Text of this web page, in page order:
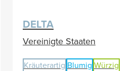
DELTA
Vereinigte Staaten
Kräuterartig Blumig Würzig